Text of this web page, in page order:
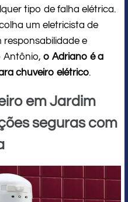
tipo de falha elétrica.
um eletricista de
e
Antônio, o Adriano é a
chuveiro elétrico.
em Jardim
seguras com